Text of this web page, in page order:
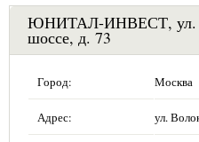
ЮНИТАЛ-ИНВЕСТ, ул.
шоссе, д. 73
Город: Москва
Адрес: ул.